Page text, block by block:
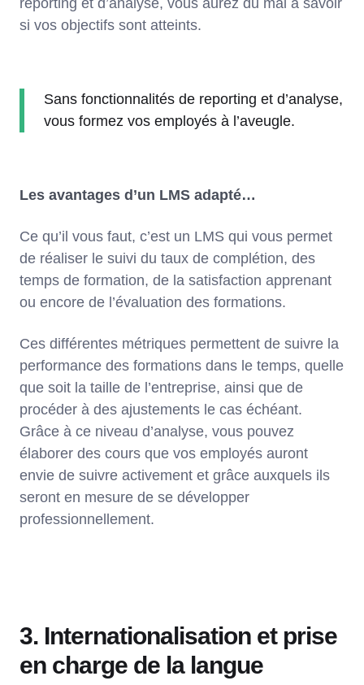
reporting et d’analyse, vous aurez du mal à savoir
si vos objectifs sont atteints.
Sans fonctionnalités de reporting et d’analyse,
vous formez vos employés à l’aveugle.
Les avantages d’un LMS adapté…
Ce qu’il vous faut, c’est un LMS qui vous permet
de réaliser le suivi du taux de complétion, des
temps de formation, de la satisfaction apprenant
ou encore de l’évaluation des formations.
Ces différentes métriques permettent de suivre la
performance des formations dans le temps, quelle
que soit la taille de l’entreprise, ainsi que de
procéder à des ajustements le cas échéant.
Grâce à ce niveau d’analyse, vous pouvez
élaborer des cours que vos employés auront
envie de suivre activement et grâce auxquels ils
seront en mesure de se développer
professionnellement.
3. Internationalisation et prise
en charge de la langue